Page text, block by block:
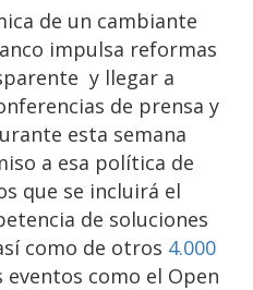
de un cambiante
impulsa reformas
y llegar a
de prensa y
esta semana
a esa política de
que se incluirá el
de soluciones
como de otros 4.000
como el Open